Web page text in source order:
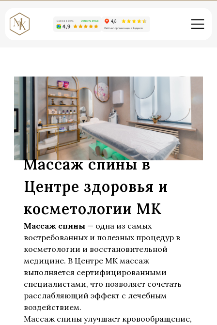
Массаж спины в
Центре здоровья и
косметологии МК
Массаж спины — одна из самых
востребованных и полезных процедур в
косметологии и восстановительной
медицине. В Центре МК массаж
выполняется сертифицированными
специалистами, что позволяет сочетать
расслабляющий эффект с лечебным
воздействием.
Массаж спины улучшает кровообращение,